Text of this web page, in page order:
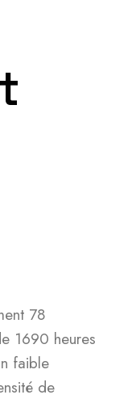
78
1690 heures
faible
de